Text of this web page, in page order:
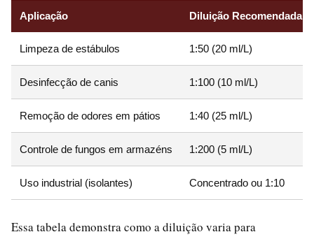
Aplicação Diluição Recomendada
Limpeza de estábulos 1:50 (20 ml/L)
Desinfecção de canis 1:100 (10 ml/L)
Remoção de odores em pátios 1:40 (25 ml/L)
Controle de fungos em armazéns 1:200 (5 ml/L)
Uso industrial (isolantes) Concentrado ou 1:10
Essa tabela demonstra como a diluição varia para